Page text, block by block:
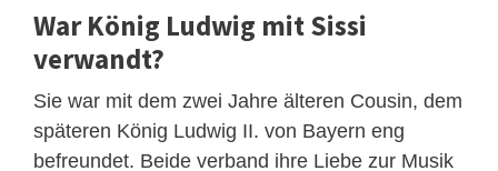
War König Ludwig mit Sissi
verwandt?
Sie war mit dem zwei Jahre älteren Cousin, dem
späteren König Ludwig II. von Bayern eng
befreundet. Beide verband ihre Liebe zur Musik